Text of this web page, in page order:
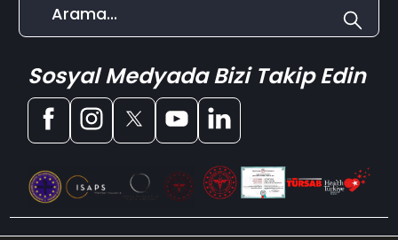
Sosyal Medyada Bizi Takip Edin